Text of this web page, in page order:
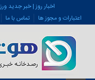
اخبار روز | خبر جدید
اعتبارات و مجوز ها
تماس با ما